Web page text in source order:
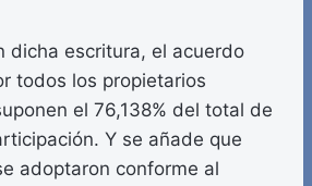
dicha escritura, el acuerdo
todos los propietarios
el 76,138% del total de
Y se añade que
adoptaron conforme al